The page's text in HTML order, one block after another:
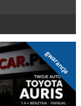
gwarancja